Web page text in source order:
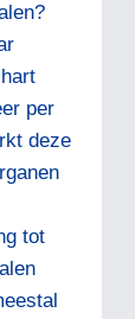
per
deze
tot